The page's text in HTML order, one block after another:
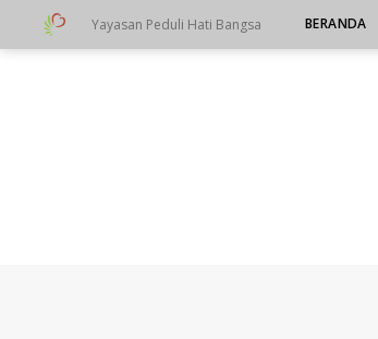
Yayasan
Yayasan Peduli Hati Bangsa BERANDA